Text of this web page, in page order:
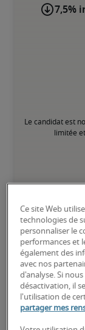
7,5%
Le candidat est
limitée
Le candidat
répond à la
transférables
Ce site Web
technologies de
personnaliser le
performances et
également des
avec nos
d'analyse. Si
désactivation, il
l'utilisation de
partager mes